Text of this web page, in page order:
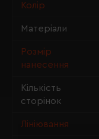
Колір
Матеріали
Розмір
нанесення
Кількість
сторінок
Лініювання